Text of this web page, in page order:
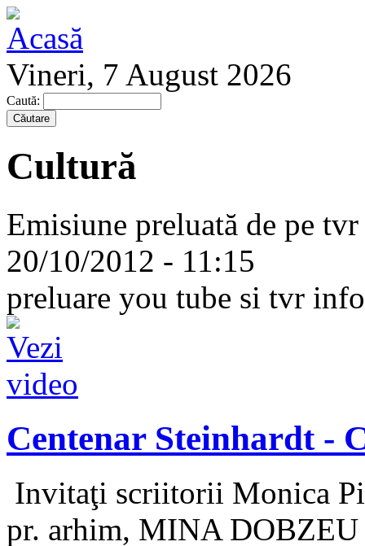
Vineri, 7 August 2026
Caută:
Cultură
Emisiune preluată de pe
20/10/2012 - 11:15
preluare you tube si tvr info
Centenar Steinhardt -
Invitaţi scriitorii Monica
pr. arhim, MINA DOBZEU